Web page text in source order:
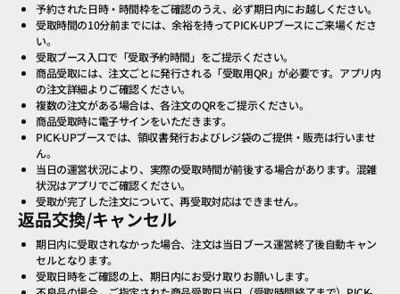
予約された日時・時間枠をご確認のうえ、必ず期日内にお越しください。
受取時間の10分前までには、余裕を持ってPICK-UPブースにご来場くださ
い。
受取ブース入口で「受取予約時間」をご提示ください。
商品受取には、注文ごとに発行される「受取用QR」が必要です。アプリ内
の注文詳細よりご確認ください。
複数の注文がある場合は、各注文のQRをご提示ください。
商品受取時に電子サインをいただきます。
PICK-UPブースでは、領収書発行およびレジ袋のご提供・販売は行いませ
ん。
当日の運営状況により、実際の受取時間が前後する場合があります。混雑
状況はアプリでご確認ください。
受取が完了した注文について、再受取対応はできません。
返品交換/キャンセル
期日内に受取されなかった場合、注文は当日ブース運営終了後自動キャン
セルとなります。
受取日時をご確認の上、期日内にお受け取りお願いします。